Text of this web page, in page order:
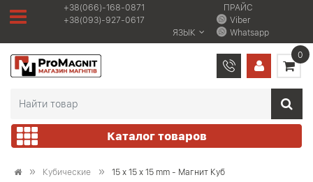
+38(066)-168-0871
+38(093)-927-0617
ЯЗЫК
ПРАЙС
Viber
Whatsapp
Каталог товаров
0
Кубические 15 x 15 x 15 mm - Магнит Куб